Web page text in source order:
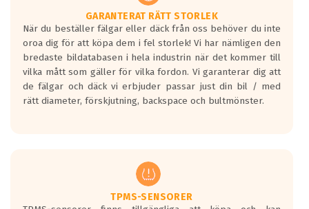
rullmotståndets ljud överträffa
motorljudet.
På däckmärkningen kommer det finnas
en symbol av ett däck med vågar. Hög
bullernivå markeras med svarta vågor
medans de vita vågorna påvisar om det är
ett tyst däck.
regelverket som introduceras år 2016.
Ett däck med två svarta vågor är redan
godkända för år 2016 nya regelverk.
GARANTERAT RÄTT STORLEK
När du beställer fälgar eller däck från oss behöver du inte
oroa dig för att köpa dem i fel storlek! Vi har nämligen den
bredaste bildatabasen i hela industrin när det kommer till
vilka mått som gäller för vilka fordon. Vi garanterar dig att
de fälgar och däck vi erbjuder passar just din bil / med
rätt diameter, förskjutning, backspace och bultmönster.
TPMS-SENSORER